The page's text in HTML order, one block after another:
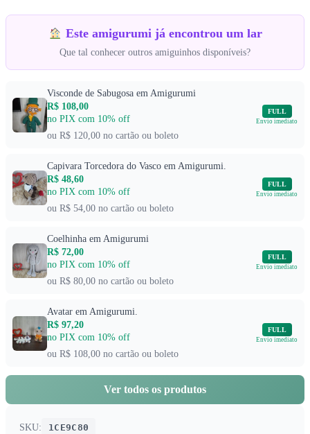
Este amigurumi já encontrou um lar
Que tal conhecer outros amiguinhos disponíveis?
Visconde de Sabugosa em Amigurumi
R$ 108,00
no PIX com 10% off
ou R$ 120,00 no cartão ou boleto
FULL
Envio imediato
Capivara Torcedora do Vasco em Amigurumi.
R$ 48,60
no PIX com 10% off
ou R$ 54,00 no cartão ou boleto
FULL
Envio imediato
Coelhinha em Amigurumi
R$ 72,00
no PIX com 10% off
ou R$ 80,00 no cartão ou boleto
FULL
Envio imediato
Avatar em Amigurumi.
R$ 97,20
no PIX com 10% off
ou R$ 108,00 no cartão ou boleto
FULL
Envio imediato
Ver todos os produtos
SKU:
1CE9C80